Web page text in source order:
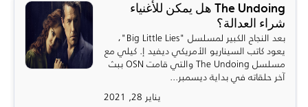
The Undoing هل يمكن للأغنياء
شراء العدالة؟
بعد النجاح الكبير لمسلسل "Big Little Lies"،
يعود كاتب السيناريو الأمريكي ديفيد إ. كيلي مع
مسلسل The Undoing والتي قامت OSN ببث
آخر حلقاته في بداية ديسمبر...
يناير 28, 2021